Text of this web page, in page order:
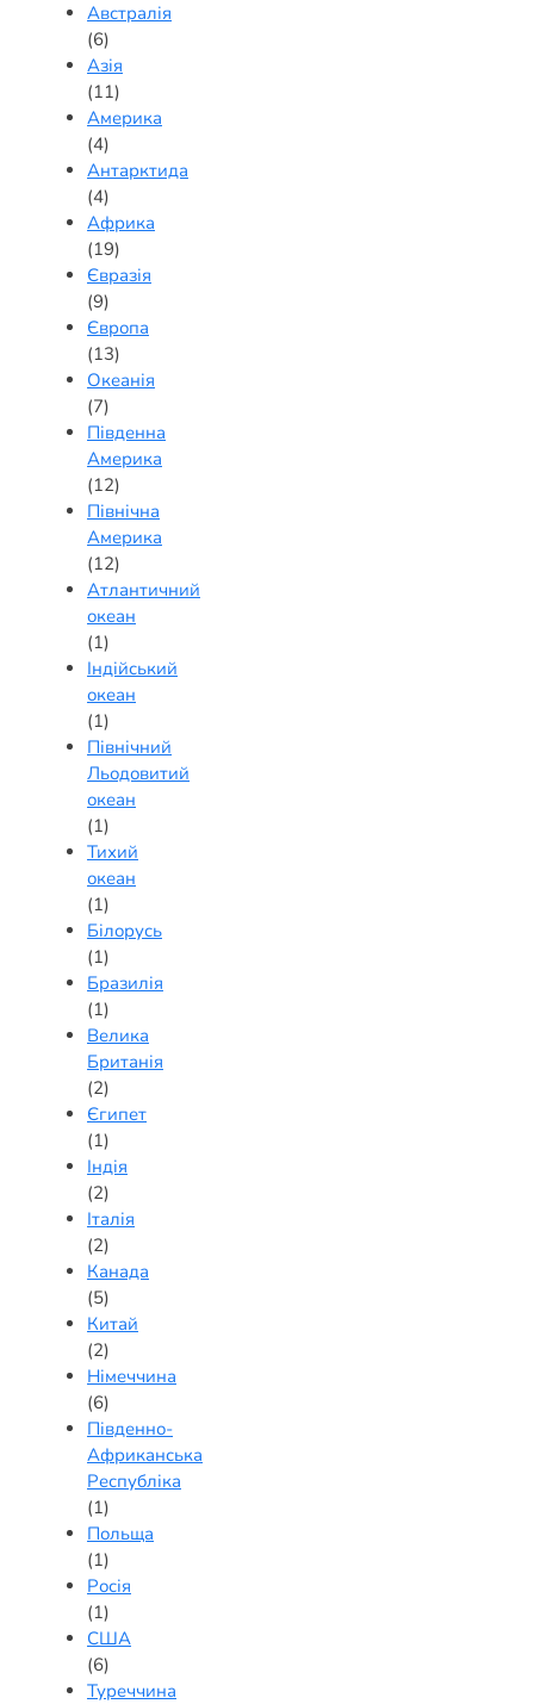
Австралія
(6)
Азія
(11)
Америка
(4)
Антарктида
(4)
Африка
(19)
Євразія
(9)
Європа
(13)
Океанія
(7)
Південна
Америка
(12)
Північна
Америка
(12)
Атлантичний
океан
(1)
Індійський
океан
(1)
Північний
Льодовитий
океан
(1)
Тихий
океан
(1)
Білорусь
(1)
Бразилія
(1)
Велика
Британія
(2)
Єгипет
(1)
Індія
(2)
Італія
(2)
Канада
(5)
Китай
(2)
Німеччина
(6)
Південно-
Африканська
Республіка
(1)
Польща
(1)
Росія
(1)
США
(6)
Туреччина